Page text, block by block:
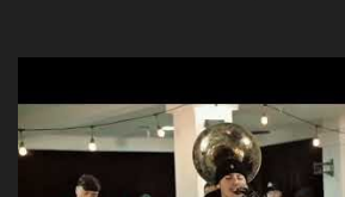
solo yo tendre el candado 🔒 del amor ❤️
para dar ya estando en tu ciudad no habrá
copas van de más vayamos a un lugar y
Entre alcohol y besos se va incrementado el